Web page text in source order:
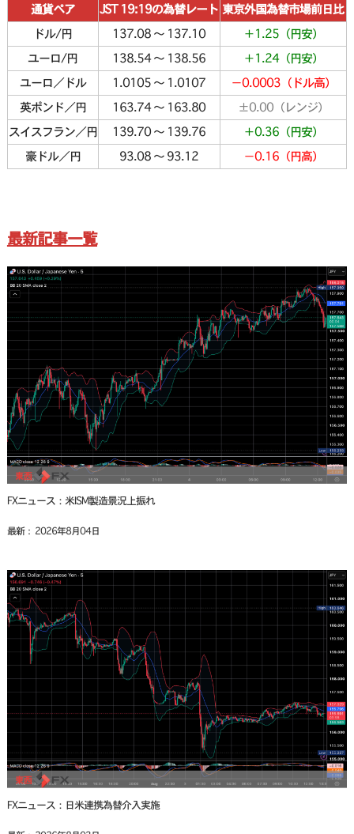
通貨ペア JST 19:19の為替レート 東京外国為替市場前日比
ドル/円
137.08 〜 137.10
＋1.25（円安）
ユーロ/円
138.54 〜 138.56
＋1.24（円安）
ユーロ／ドル
1.0105 〜 1.0107
－0.0003（ドル高）
英ポンド／円
163.74 〜 163.80
±0.00（レンジ）
スイスフラン／円
139.70 〜 139.76
＋0.36（円安）
豪ドル／円
93.08 〜 93.12 －0.16（円高）
最新記事一覧
FXニュース：米ISM製造景況上振れ
最新： 2026年8月04日
FXニュース：日米連携為替介入実施